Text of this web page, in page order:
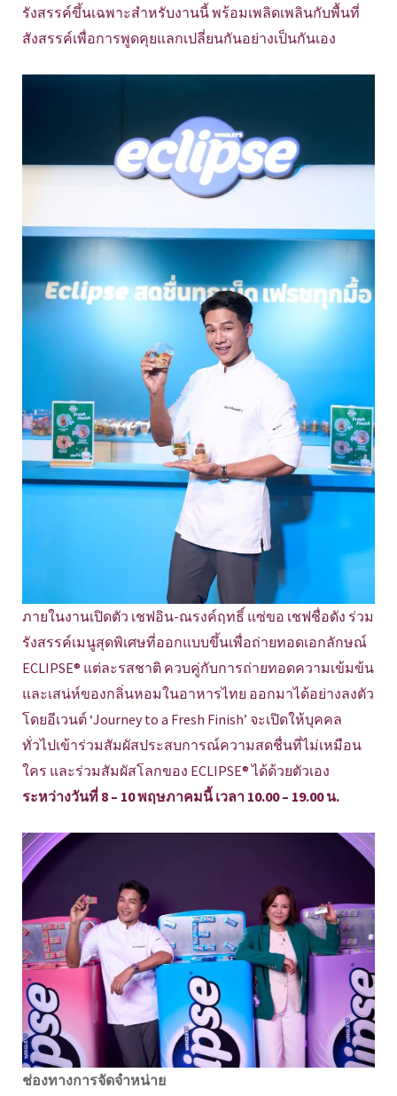
รังสรรค์ขึ้นเฉพาะสำหรับงานนี้ พร้อมเพลิดเพลินกับพื้นที่
สังสรรค์เพื่อการพูดคุยแลกเปลี่ยนกันอย่างเป็นกันเอง
ภายในงานเปิดตัว เชฟอิน-ณรงค์ฤทธิ์ แซ่ขอ เชฟชื่อดัง ร่วม
รังสรรค์เมนูสุดพิเศษที่ออกแบบขึ้นเพื่อถ่ายทอดเอกลักษณ์
ECLIPSE® แต่ละรสชาติ ควบคู่กับการถ่ายทอดความเข้มข้น
และเสน่ห์ของกลิ่นหอมในอาหารไทย ออกมาได้อย่างลงตัว
โดยอีเวนต์ ‘Journey to a Fresh Finish’ จะเปิดให้บุคคล
ทั่วไปเข้าร่วมสัมผัสประสบการณ์ความสดชื่นที่ไม่เหมือน
ใคร และร่วมสัมผัสโลกของ ECLIPSE® ได้ด้วยตัวเอง
ระหว่างวันที่ 8 – 10 พฤษภาคมนี้ เวลา 10.00 – 19.00 น.
ช่องทางการจัดจำหน่าย